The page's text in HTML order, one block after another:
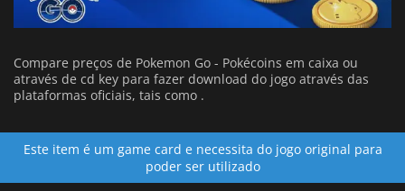
Compare preços de Pokemon Go - Pokécoins em caixa ou
através de cd key para fazer download do jogo através das
plataformas oficiais, tais como .
Este item é um game card e necessita do jogo original para
poder ser utilizado